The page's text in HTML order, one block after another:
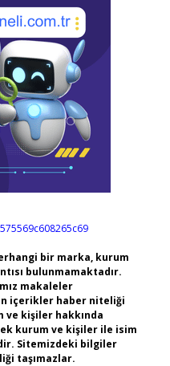
bir marka, kurum
bulunmamaktadır.
makaleler
içerikler haber niteliği
ve kişiler hakkında
kurum ve kişiler ile isim
Sitemizdeki bilgiler
taşımazlar.